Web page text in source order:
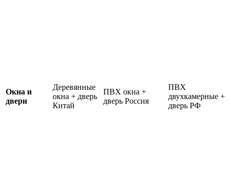
Окна и
двери
Деревянные
окна + дверь
Китай
ПВХ окна +
дверь Россия
ПВХ
двухкамерные +
дверь РФ